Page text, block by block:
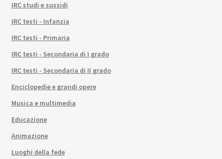
IRC studi e sussidi
IRC testi - Infanzia
IRC testi - Primaria
IRC testi - Secondaria di I grado
IRC testi - Secondaria di II grado
Enciclopedie e grandi opere
Musica e multimedia
Educazione
Animazione
Luoghi della fede